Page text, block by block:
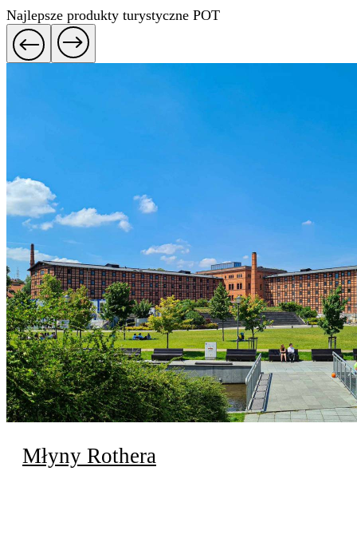
Najlepsze produkty turystyczne POT
Młyny Rothera